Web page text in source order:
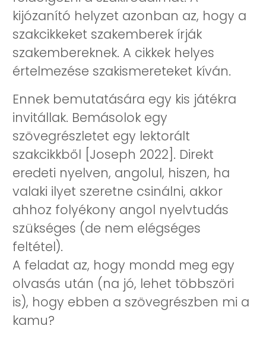
kijózanító helyzet azonban az, hogy a
szakcikkeket szakemberek írják
szakembereknek. A cikkek helyes
értelmezése szakismereteket kíván.
Ennek bemutatására egy kis játékra
invitállak. Bemásolok egy
szövegrészletet egy lektorált
szakcikkből [Joseph 2022]. Direkt
eredeti nyelven, angolul, hiszen, ha
valaki ilyet szeretne csinálni, akkor
ahhoz folyékony angol nyelvtudás
szükséges (de nem elégséges
feltétel).
A feladat az, hogy mondd meg egy
olvasás után (na jó, lehet többszöri
is), hogy ebben a szövegrészben mi a
kamu?